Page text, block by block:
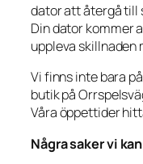
dator att återgå till
Din dator kommer
uppleva skillnaden
Vi finns inte bara
butik på
Våra öppettider
Några saker vi